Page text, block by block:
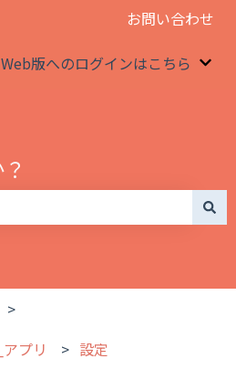
お問い合わせ
Web版へのログインはこちら
プリ
設定